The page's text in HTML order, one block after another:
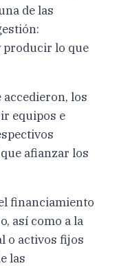
de las
lo que
los
equipos e
afianzar los
financiamiento
así como a la
o activos fijos
las